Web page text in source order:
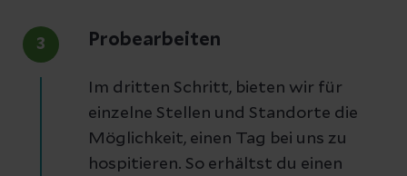
3 Probearbeiten
Im dritten Schritt, bieten wir für
einzelne Stellen und Standorte die
Möglichkeit, einen Tag bei uns zu
hospitieren. So erhältst du einen